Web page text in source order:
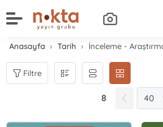
Anasayfa Tarih İnceleme -
Filtre
8